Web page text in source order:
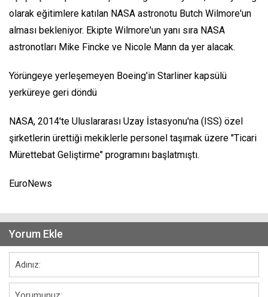
olarak eğitimlere katılan NASA astronotu Butch Wilmore'un
alması bekleniyor. Ekipte Wilmore'un yanı sıra NASA
astronotları Mike Fincke ve Nicole Mann da yer alacak.
Yörüngeye yerleşemeyen Boeing'in Starliner kapsülü
yerküreye geri döndü
NASA, 2014'te Uluslararası Uzay İstasyonu'na (ISS) özel
şirketlerin ürettiği mekiklerle personel taşımak üzere "Ticari
Mürettebat Geliştirme" programını başlatmıştı.
EuroNews
Yorum Ekle